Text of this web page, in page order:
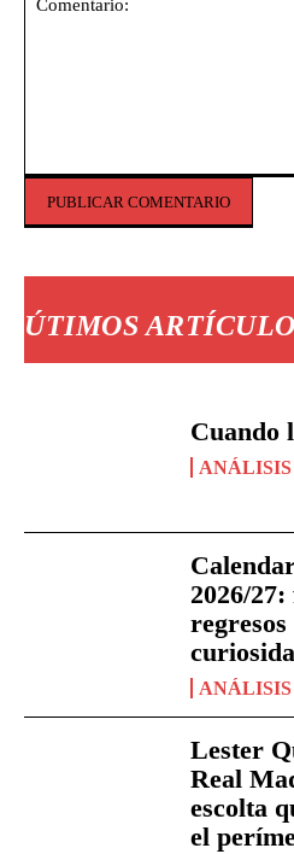
ÚTIMOS
Cuando
2026/27:
Lester
Real
escolta
el